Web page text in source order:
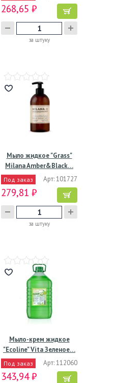
268,65 ₽
за штуку
Мыло жидкое "Grass"
Milana Amber&Black…
Под заказ Арт: 101727
279,81 ₽
за штуку
Мыло-крем жидкое
"Ecoline" Vita Зеленое…
Под заказ Арт: 112060
343,94 ₽